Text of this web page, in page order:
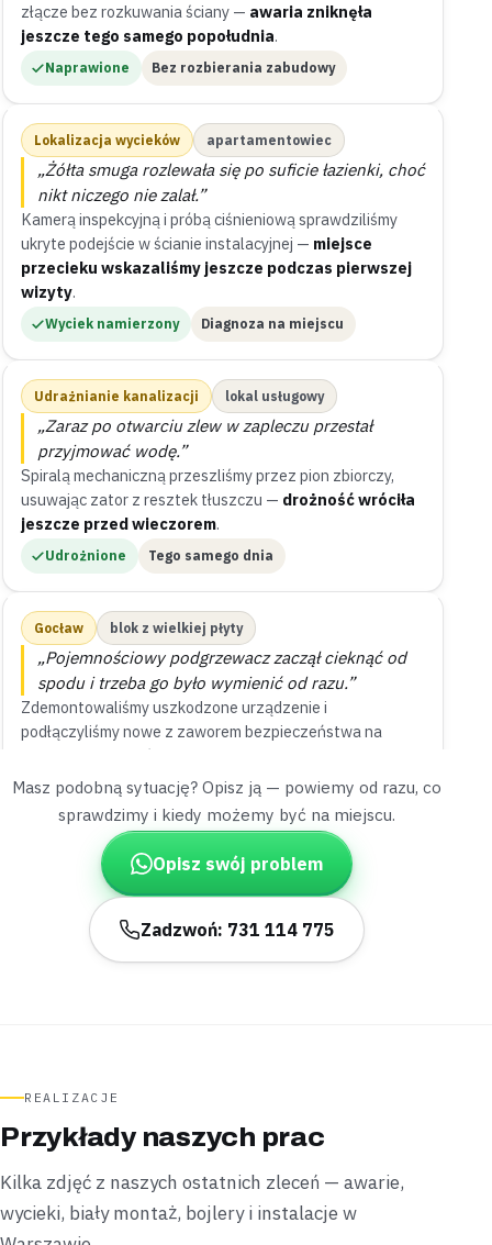
złącze bez rozkuwania ściany — awaria zniknęła
jeszcze tego samego popołudnia.
Naprawione Bez rozbierania zabudowy
Lokalizacja wycieków apartamentowiec
„Żółta smuga rozlewała się po suficie łazienki, choć
nikt niczego nie zalał.”
Kamerą inspekcyjną i próbą ciśnieniową sprawdziliśmy
ukryte podejście w ścianie instalacyjnej — miejsce
przecieku wskazaliśmy jeszcze podczas pierwszej
wizyty.
Wyciek namierzony Diagnoza na miejscu
Udrażnianie kanalizacji lokal usługowy
„Zaraz po otwarciu zlew w zapleczu przestał
przyjmować wodę.”
Spiralą mechaniczną przeszliśmy przez pion zbiorczy,
usuwając zator z resztek tłuszczu — drożność wróciła
jeszcze przed wieczorem.
Udrożnione Tego samego dnia
Gocław blok z wielkiej płyty
„Pojemnościowy podgrzewacz zaczął cieknąć od
spodu i trzeba go było wymienić od razu.”
Zdemontowaliśmy uszkodzone urządzenie i
podłączyliśmy nowe z zaworem bezpieczeństwa na
istniejących podejściach —
pół godziny.
Zamontowane 30 minut
Praga-Północ
„Tuż przed kolacją spod zabudowy kuchennej
zaczęła sączyć się woda.”
Dokręciliśmy poluzowany śrubunek pod zlewem, nie
Praga-Południe
„Dwukrotnie wyższy rachunek za wodę zaniepokoił
mieszkańców, choć w środku nic nie było widać.”
Geofonem namierzyliśmy nieszczelność na starym
ocynkowanym pionie za ścianą, a cenę podaliśmy przed
rozpoczęciem prac —źródło wycieku wskazaliśmy
Masz podobną sytuację? Opisz ją — powiemy od razu, co
sprawdzimy i kiedy możemy być na miejscu.
Opisz swój problem
Zadzwoń: 731 114 775
REALIZACJE
Przykłady naszych prac
Kilka zdjęć z naszych ostatnich zleceń — awarie,
wycieki, biały montaż, bojlery i instalacje w